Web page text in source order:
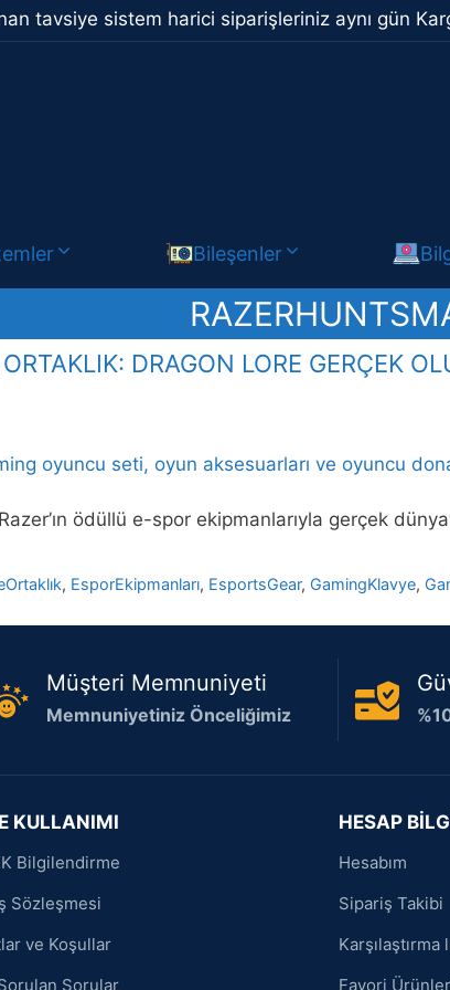
tavsiye sistem harici siparişleriniz aynı gün
Bileşenler
DRAGON LORE GERÇEK
ödüllü e-spor ekipmanlarıyla gerçek
, EsporEkipmanları, EsportsGear, GamingKlavye,
Müşteri Memnuniyeti
Memnuniyetiniz Önceliğimiz
KULLANIMI
Bilgilendirme
Sözleşmesi
ve Koşullar
Sorular
HESAP
Hesabım
Sipariş Takibi
Karşılaştırma
Favori